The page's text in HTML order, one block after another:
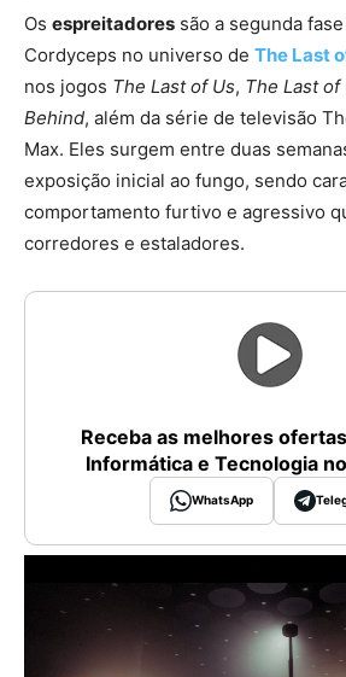
Os espreitadores são a segunda
Cordyceps no universo de The Last
nos jogos The Last of Us, The Last of
Behind, além da série de televisão
Max. Eles surgem entre duas
exposição inicial ao fungo, sendo
comportamento furtivo e agressivo
corredores e estaladores.
Receba as melhores
Informática e Tecnologia
WhatsApp